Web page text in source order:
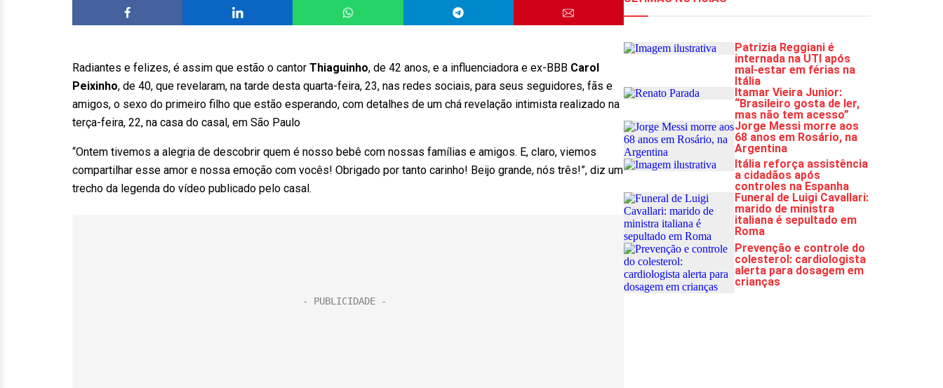
Radiantes e felizes, é assim que estão o cantor Thiaguinho, de 42 anos, e a influenciadora e ex-BBB Carol
Peixinho, de 40, que revelaram, na tarde desta quarta-feira, 23, nas redes sociais, para seus seguidores, fãs e
amigos, o sexo do primeiro filho que estão esperando, com detalhes de um chá revelação intimista realizado na
terça-feira, 22, na casa do casal, em São Paulo
“Ontem tivemos a alegria de descobrir quem é nosso bebê com nossas famílias e amigos. E, claro, viemos
compartilhar esse amor e nossa emoção com vocês! Obrigado por tanto carinho! Beijo grande, nós três!”, diz um
trecho da legenda do vídeo publicado pelo casal.